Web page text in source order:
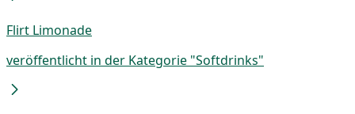
Flirt Limonade
veröffentlicht in der Kategorie "Softdrinks"